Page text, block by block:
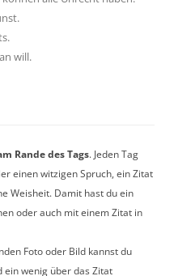
will.
Rande des Tags. Jeden Tag
einen witzigen Spruch, ein Zitat
Weisheit. Damit hast du ein
oder auch mit einem Zitat in
Foto oder Bild kannst du
ein wenig über das Zitat